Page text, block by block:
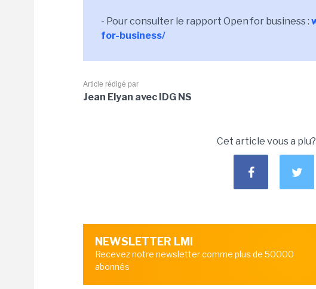
- Pour consulter le rapport Open for business :
for-business/
Article rédigé par
Jean Elyan avec IDG NS
Cet article vous a plu?
NEWSLETTER LMI
Recevez notre newsletter comme plus de 50000
abonnés